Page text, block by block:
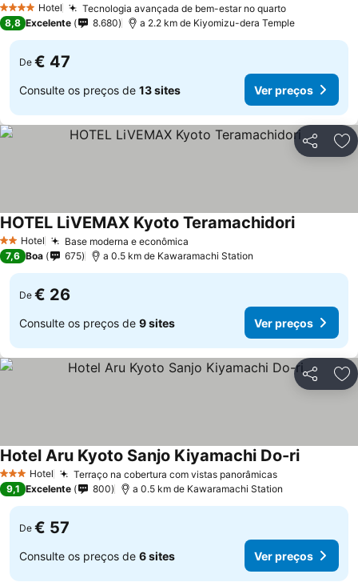
4 EstrelasHotel Tecnologia avançada de bem-estar no quartoVer preços
8,8 Excelente 8.680 a 2.2 km de Kiyomizu-dera Temple
De € 47
Consulte os preços de 13 sites Ver preços
Partilhar
2 Estrelas
Hotel Base moderna e econômica
HOTEL LiVEMAX Kyoto TeramachidoriVer
7,6 Boa 675 a 0.5 km de Kawaramachi Station
De € 26
Consulte os preços de 9 sites Ver preços
Partilhar
3 EstrelasHotel Terraço na cobertura com vistas panorâmicasVer preços
Hotel Aru Kyoto Sanjo Kiyamachi Do-riVer
9,1 Excelente 800 a 0.5 km de Kawaramachi Station
De € 57
Consulte os preços de 6 sites Ver preços